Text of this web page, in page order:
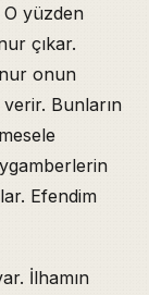
O yüzden
çıkar.
onun
Bunların
Efendim
İlhamın